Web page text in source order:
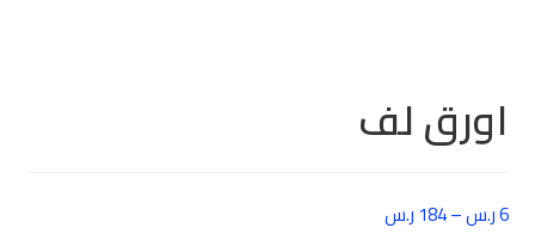
اورق لف
6ر.س–
184 ر.س